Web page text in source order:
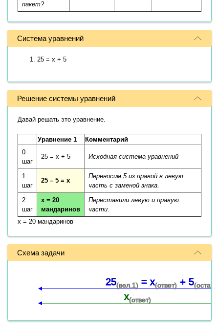
пакет?
Система уравнений
25 = x + 5
Решение системы уравнений
Давай решать это уравнение.
Уравнение 1
Комментарий
0
шаг
25 = x + 5 Исходная система уравнений
1
шаг
25 – 5 = x
Переносим 5 из правой в левую
часть с заменой знака.
2
шаг
x = 20
мандаринов
Переставили левую и правую
части.
x = 20 мандаринов
Схема задачи
25(вел.1) = x(ответ) + 5
x(ответ)